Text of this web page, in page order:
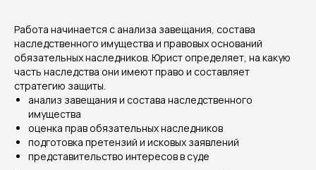
Работа начинается с анализа завещания, состава
наследственного имущества и правовых оснований
обязательных наследников. Юрист определяет, на какую
часть наследства они имеют право и составляет
стратегию защиты.
анализ завещания и состава наследственного
имущества
оценка прав обязательных наследников
подготовка претензий и исковых заявлений
представительство интересов в суде